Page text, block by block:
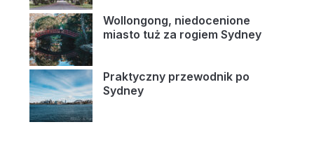
Wollongong, niedocenione
miasto tuż za rogiem Sydney
Praktyczny przewodnik po
Sydney